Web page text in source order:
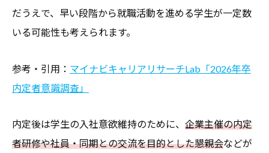
だうえで、早い段階から就職活動を進める学生が一定数
いる可能性も考えられます。
参考・引用： マイナビキャリアリサーチLab「2026年卒
内定者意識調査」
内定後は学生の入社意欲維持のために、 企業主催の内定
者研修や社員・同期との交流を目的とした懇親会などが